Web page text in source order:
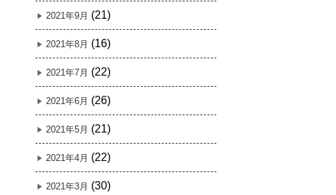
2021年9月 (21)
2021年8月 (16)
2021年7月 (22)
2021年6月 (26)
2021年5月 (21)
2021年4月 (22)
2021年3月 (30)